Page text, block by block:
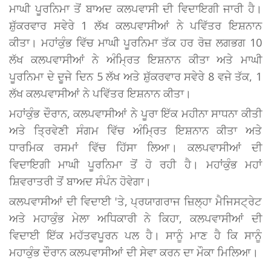
ਮਾਘੀ ਪੂਰਨਿਮਾ ਤੋਂ ਬਾਅਦ ਕਲਪਵਾਸੀ ਦੀ ਵਿਦਾਇਗੀ ਜਾਰੀ ਹੈ।
ਸ਼ੁੱਕਰਵਾਰ ਸਵੇਰੇ 1 ਲੱਖ ਕਲਪਵਾਸੀਆਂ ਨੇ ਪਵਿੱਤਰ ਇਸ਼ਨਾਨ
ਕੀਤਾ। ਮਹਾਂਕੁੰਭ ​​ਵਿੱਚ ਮਾਘੀ ਪੂਰਨਿਮਾ ਤੱਕ ਹਰ ਰੋਜ਼ ਲਗਭਗ 10
ਲੱਖ ਕਲਪਵਾਸੀਆਂ ਨੇ ਅੰਮ੍ਰਿਤ ਇਸ਼ਨਾਨ ਕੀਤਾ ਅਤੇ ਮਾਘੀ
ਪੂਰਨਿਮਾ ਦੇ ਦੂਜੇ ਦਿਨ 5 ਲੱਖ ਅਤੇ ਸ਼ੁੱਕਰਵਾਰ ਸਵੇਰੇ 8 ਵਜੇ ਤੱਕ, 1
ਲੱਖ ਕਲਪਵਾਸੀਆਂ ਨੇ ਪਵਿੱਤਰ ਇਸ਼ਨਾਨ ਕੀਤਾ।
ਮਹਾਂਕੁੰਭ ​​ਦੌਰਾਨ, ਕਲਪਵਾਸੀਆਂ ਨੇ ਪੂਰਾ ਇੱਕ ਮਹੀਨਾ ਸਾਧਨਾ ਕੀਤੀ
ਅਤੇ ਤ੍ਰਿਵੇਣੀ ਸੰਗਮ ਵਿੱਚ ਅੰਮ੍ਰਿਤ ਇਸ਼ਨਾਨ ਕੀਤਾ ਅਤੇ
ਧਾਰਮਿਕ ਰਸਮਾਂ ਵਿੱਚ ਹਿੱਸਾ ਲਿਆ। ਕਲਪਵਾਸੀਆਂ ਦੀ
ਵਿਦਾਇਗੀ ਮਾਘੀ ਪੂਰਨਿਮਾ ਤੋਂ ਹੋ ਰਹੀ ਹੈ। ਮਹਾਂਕੁੰਭ ​​ਮਹਾਂ
ਸ਼ਿਵਰਾਤਰੀ ਤੋਂ ਬਾਅਦ ਸੰਪੰਨ ਹੋਵੇਗਾ।
ਕਲਪਵਾਸੀਆਂ ਦੀ ਵਿਦਾਈ 'ਤੇ, ਪ੍ਰਯਾਗਰਾਜ ਜ਼ਿਲ੍ਹਾ ਮੈਜਿਸਟ੍ਰੇਟ
ਅਤੇ ਮਹਾਕੁੰਭ ਮੇਲਾ ਅਧਿਕਾਰੀ ਨੇ ਕਿਹਾ, ਕਲਪਵਾਸੀਆਂ ਦੀ
ਵਿਦਾਈ ਇੱਕ ਮਹੱਤਵਪੂਰਨ ਪਲ ਹੈ। ਸਾਨੂੰ ਮਾਣ ਹੈ ਕਿ ਸਾਨੂੰ
ਮਹਾਕੁੰਭ ਦੌਰਾਨ ਕਲਪਵਾਸੀਆਂ ਦੀ ਸੇਵਾ ਕਰਨ ਦਾ ਮੌਕਾ ਮਿਲਿਆ।